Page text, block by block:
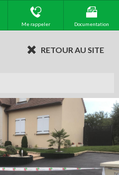
Me rappeler Documentation
RETOUR AU SITE